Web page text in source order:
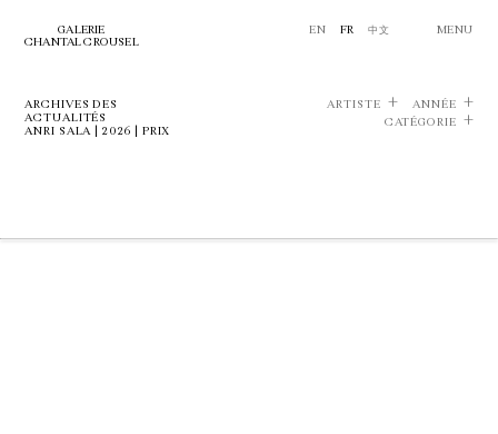
GALERIE
CHANTAL CROUSEL
EN FR 中文 MENU
ARCHIVES DES
ACTUALITÉS
ANRI SALA | 2026 | PRIX
ARTISTE
ANNÉE
CATÉGORIE